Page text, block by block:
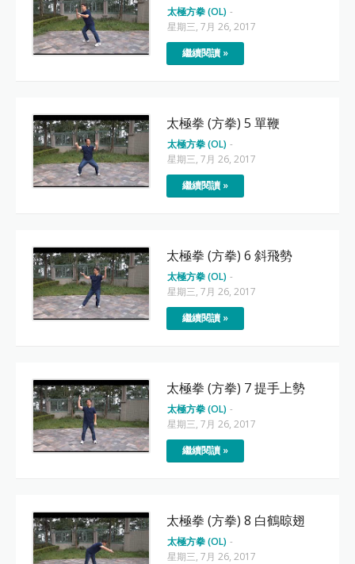
太極方拳 (OL) -
星期三, 7月 26, 2017
繼續閱讀 »
太極拳 (方拳) 5 單鞭
太極方拳 (OL) -
星期三, 7月 26, 2017
繼續閱讀 »
太極拳 (方拳) 6 斜飛勢
太極方拳 (OL) -
星期三, 7月 26, 2017
繼續閱讀 »
太極拳 (方拳) 7 提手上勢
太極方拳 (OL) -
星期三, 7月 26, 2017
繼續閱讀 »
太極拳 (方拳) 8 白鶴晾翅
太極方拳 (OL) -
星期三, 7月 26, 2017